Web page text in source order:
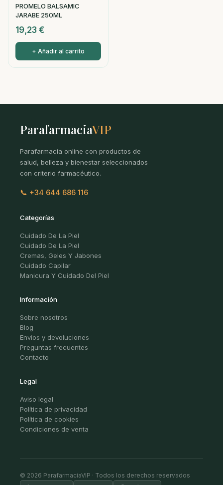
PROMELO BALSAMIC
JARABE 250ML
19,23 €
+ Añadir al carrito
ParafarmaciaVIP
Parafarmacia online con productos de
salud, belleza y bienestar seleccionados
con criterio farmacéutico.
📞 +34 644 686 116
Categorías
Cuidado De La Piel
Cuidado De La Piel
Cremas, Geles Y Jabones
Cuidado Capilar
Manicura Y Cuidado Del Piel
Información
Sobre nosotros
Blog
Envíos y devoluciones
Preguntas frecuentes
Contacto
Legal
Aviso legal
Política de privacidad
Política de cookies
Condiciones de venta
© 2026 ParafarmaciaVIP · Todos los derechos reservados